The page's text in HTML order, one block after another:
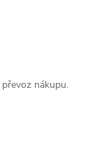
nákupu.